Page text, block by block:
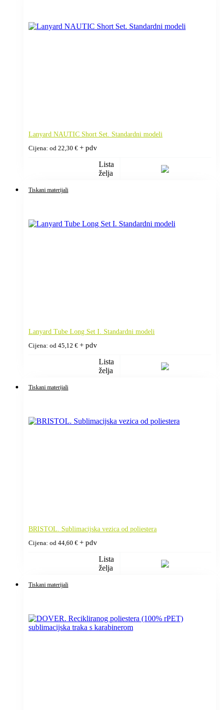
Lanyard NAUTIC Short Set. Standardni modeli
Cijena: od 22,30 € + pdv
Lista
želja
Tiskani materijali
Lanyard Tube Long Set I. Standardni modeli
Cijena: od 45,12 € + pdv
Lista
želja
Tiskani materijali
BRISTOL. Sublimacijska vezica od poliestera
Cijena: od 44,60 € + pdv
Lista
želja
Tiskani materijali